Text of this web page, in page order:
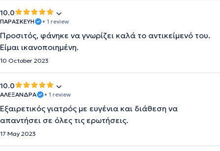
10.0
ΠΑΡΑΣΚΕΥΗ • 1 review
Προσιτός, φάνηκε να γνωρίζει καλά το αντικείμενό του.
Είμαι ικανοποιημένη.
10 October 2023
10.0
ΑΛΕΞΑΝΔΡΑ • 1 review
Εξαιρετικός γιατρός με ευγένια και διάθεση να
απαντήσει σε όλες τις ερωτήσεις.
17 May 2023